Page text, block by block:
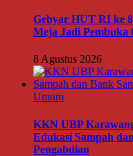
Gebyar HUT RI ke
Meja Jadi Pembuka
8 Agustus 2026
Umum
KKN UBP
Edukasi Sampah
Pengabdian